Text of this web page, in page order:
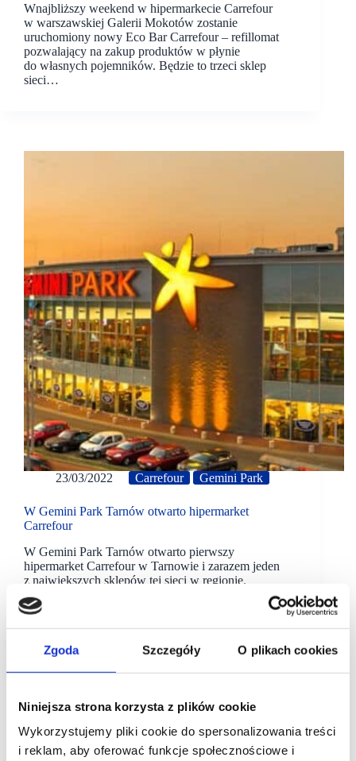
Zgoda Szczegóły O plikach cookies
Niniejsza strona korzysta z plików cookie
Wykorzystujemy pliki cookie do spersonalizowania treści
i reklam, aby oferować funkcje społecznościowe i
Wnajbliższy weekend w hipermarkecie Carrefour
w warszawskiej Galerii Mokotów zostanie
uruchomiony nowy Eco Bar Carrefour – refillomat
pozwalający na zakup produktów w płynie
do własnych pojemników. Będzie to trzeci sklep
sieci…
23/03/2022 Carrefour Gemini Park
W Gemini Park Tarnów otwarto hipermarket
Carrefour
W Gemini Park Tarnów otwarto pierwszy
hipermarket Carrefour w Tarnowie i zarazem jeden
z największych sklepów tej sieci w regionie.
Na powierzchni sprzedaży obejmującej 5,6 tys. m kw.
można znaleźć aż 22 tys.…